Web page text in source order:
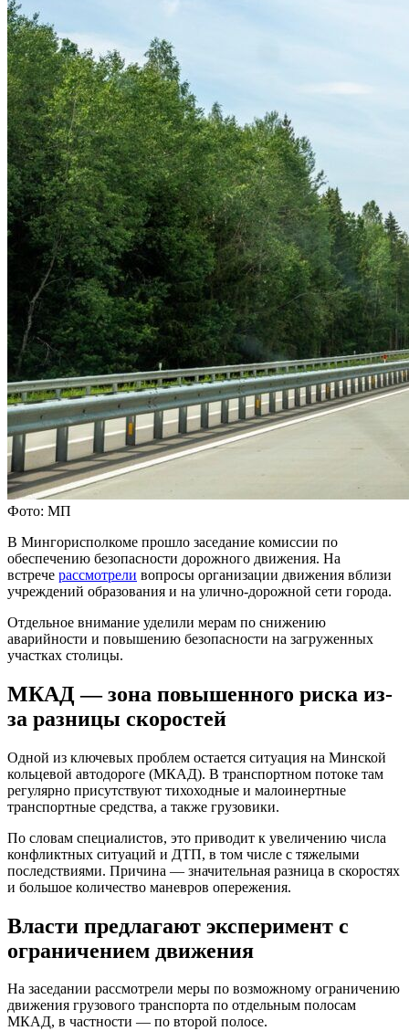
Фото: МП
В Мингорисполкоме прошло заседание комиссии по
обеспечению безопасности дорожного движения. На
встрече рассмотрели вопросы организации движения вблизи
учреждений образования и на улично-дорожной сети города.
Отдельное внимание уделили мерам по снижению
аварийности и повышению безопасности на загруженных
участках столицы.
МКАД — зона повышенного риска из-
за разницы скоростей
Одной из ключевых проблем остается ситуация на Минской
кольцевой автодороге (МКАД). В транспортном потоке там
регулярно присутствуют тихоходные и малоинертные
транспортные средства, а также грузовики.
По словам специалистов, это приводит к увеличению числа
конфликтных ситуаций и ДТП, в том числе с тяжелыми
последствиями. Причина — значительная разница в скоростях
и большое количество маневров опережения.
Власти предлагают эксперимент с
ограничением движения
На заседании рассмотрели меры по возможному ограничению
движения грузового транспорта по отдельным полосам
МКАД, в частности — по второй полосе.